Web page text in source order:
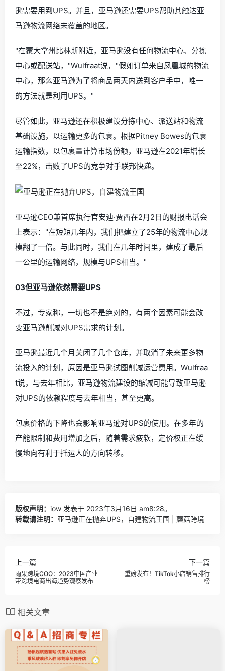
逊需要用到UPS。并且，亚马逊还需要UPS帮助其触达亚
马逊物流网络未覆盖的地区。
"在蒙大拿州比林斯附近，亚马逊没有任何物流中心、分拣
中心或配送站，"Wulfraat说，"假如订单来自凤凰城的物流
中心，那么亚马逊为了将商品两天内送到客户手中，唯一
的方法就是利用UPS。"
尽管如此，亚马逊还在积极建设分拣中心、派送站和物流
基础设施，以运输更多的包裹。根据Pitney Bowes的包裹
运输指数，以包裹量计算市场份额，亚马逊在2021年增长
至22%，击败了UPS的竞争对手联邦快递。
亚马逊CEO兼首席执行官安迪·贾西在2月2日的财报电话会
上表示："在短短几年内，我们把建立了25年的物流中心规
模翻了一倍。与此同时，我们在几年时间里，建成了最后
一公里的运输网络，规模与UPS相当。"
03但亚马逊依然需要UPS
不过，专家称，一切也不是绝对的，有两个因素可能会改
变亚马逊削减对UPS需求的计划。
亚马逊最近几个月关闭了几个仓库，并取消了未来更多物
流投入的计划，原因是亚马逊试图削减运营费用。Wulfraa
t说，与去年相比，亚马逊物流建设的缩减可能导致亚马逊
对UPS的依赖程度与去年相当，甚至更高。
包裹价格的下降也会影响亚马逊对UPS的使用。在多年的
产能限制和费用增加之后，随着需求疲软，定价权正在缓
慢地向有利于托运人的方向转移。
版权声明： iow 发表于 2023年3月16日 am8:28。
转载请注明： 亚马逊正在抛弃UPS，自建物流王国 | 蘑菇跨境
上一篇
雨果跨境COO：2023中国产业
带跨境电商出海趋势观察发布
下一篇
重磅发布！TikTok小店销售排行
榜
相关文章